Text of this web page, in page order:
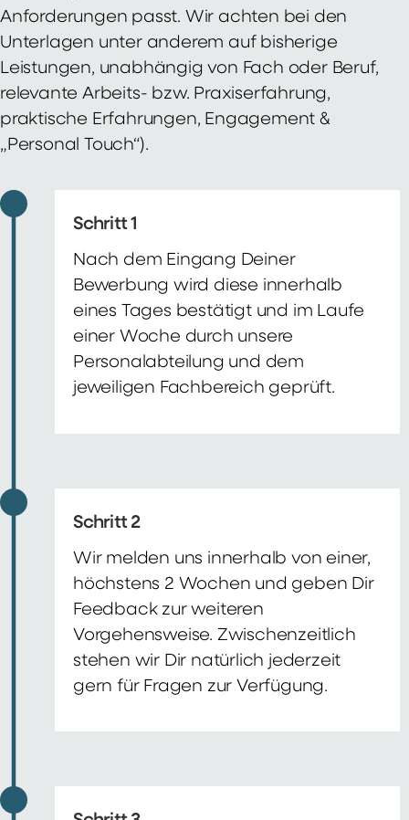
Anforderungen passt. Wir achten bei den
Unterlagen unter anderem auf bisherige
Leistungen, unabhängig von Fach oder Beruf,
relevante Arbeits- bzw. Praxiserfahrung,
praktische Erfahrungen, Engagement &
„Personal Touch“).
Schritt 1
Nach dem Eingang Deiner
Bewerbung wird diese innerhalb
eines Tages bestätigt und im Laufe
einer Woche durch unsere
Personalabteilung und dem
jeweiligen Fachbereich geprüft.
Schritt 2
Wir melden uns innerhalb von einer,
höchstens 2 Wochen und geben Dir
Feedback zur weiteren
Vorgehensweise. Zwischenzeitlich
stehen wir Dir natürlich jederzeit
gern für Fragen zur Verfügung.